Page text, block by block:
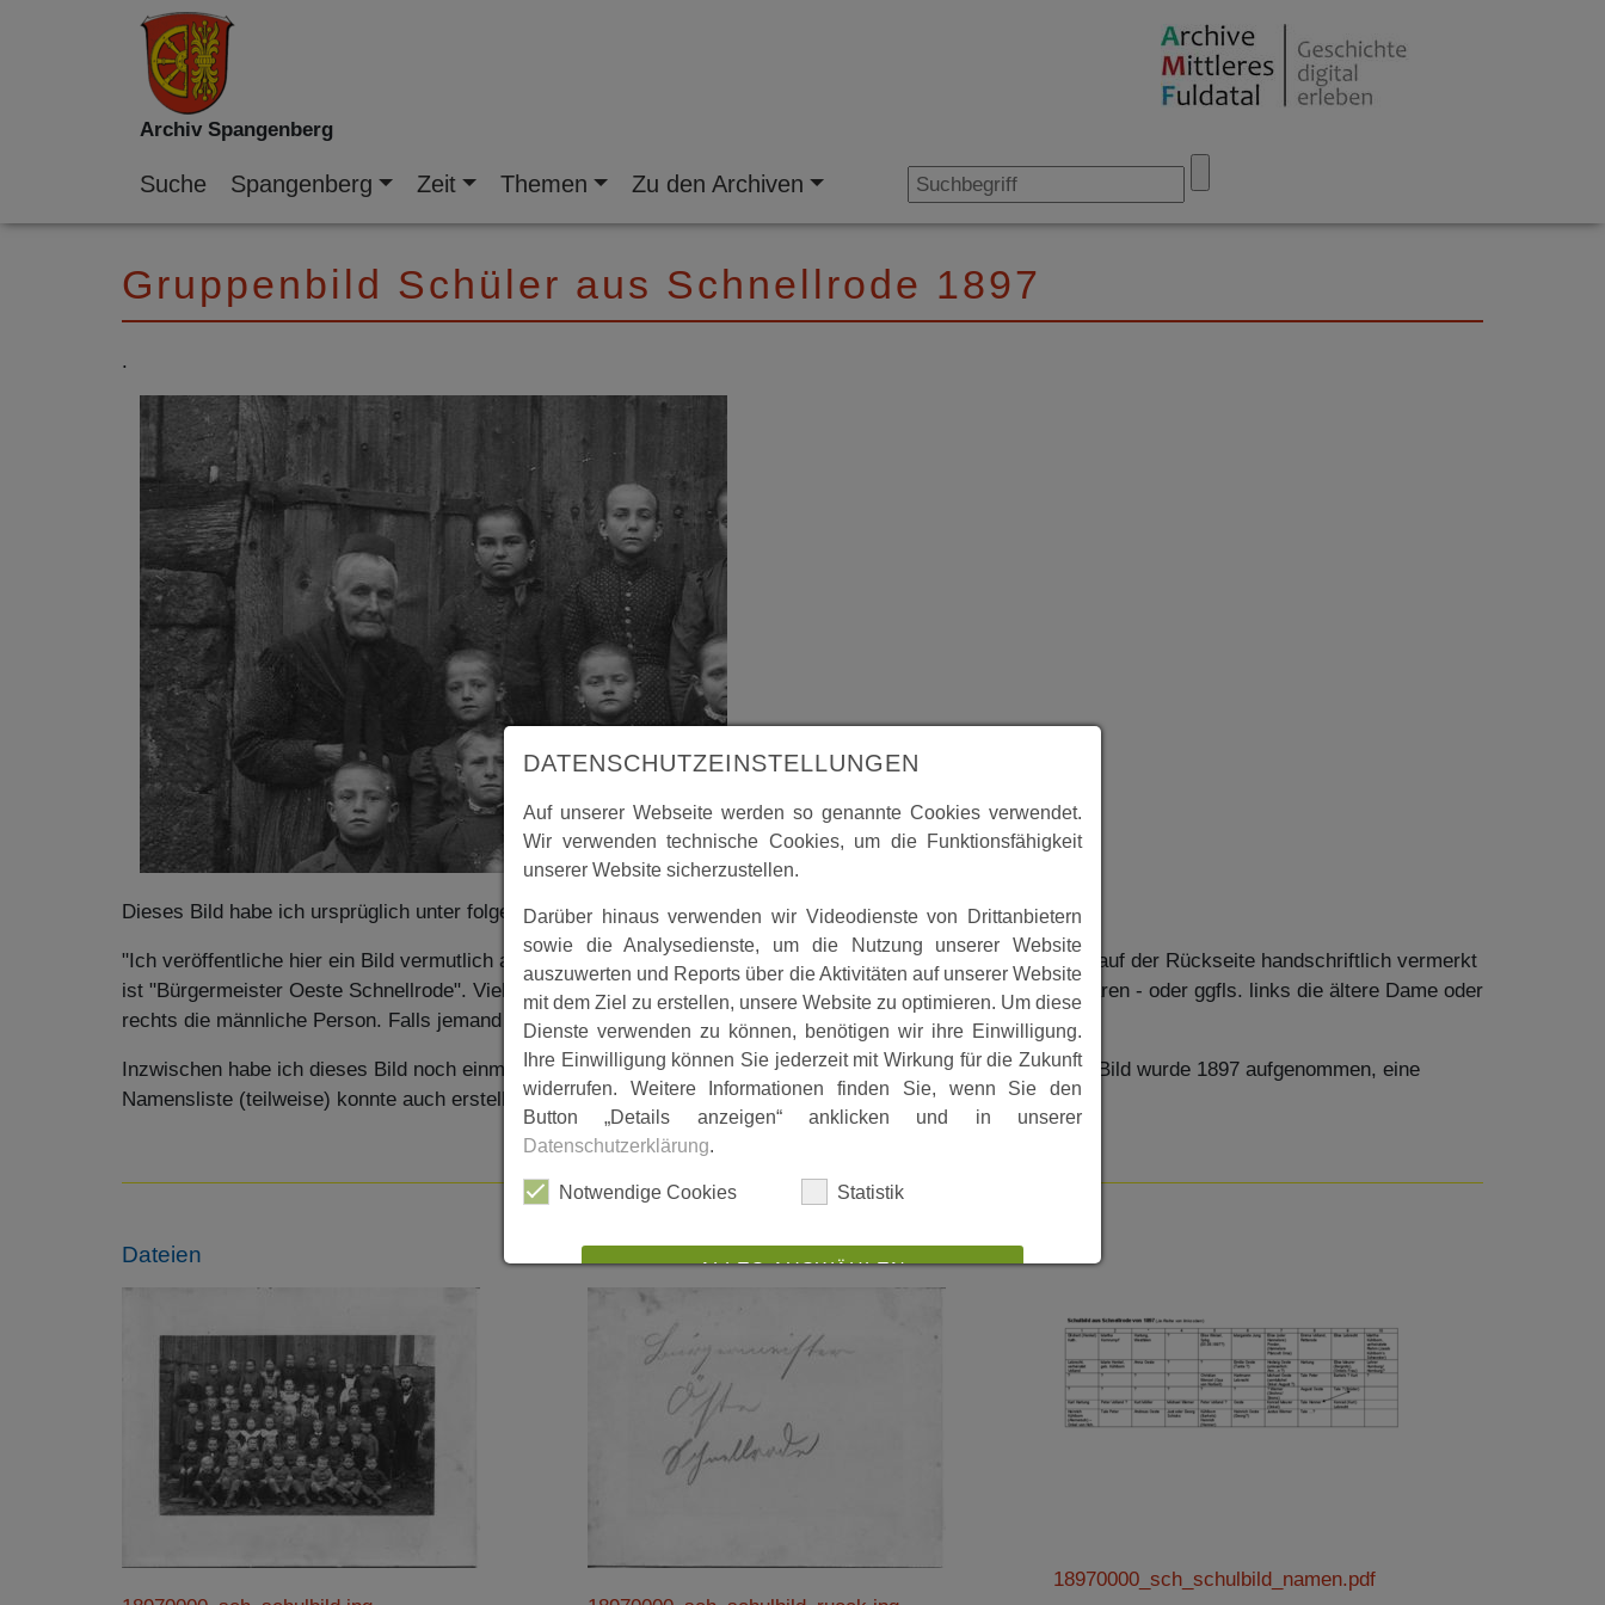
Archiv Spangenberg
Suche Spangenberg Zeit Themen Zu den Archiven
Gruppenbild Schüler aus Schnellrode 1897
.
Dieses Bild habe ich ursprüglich unter folgendem Text hier eingestellt:
"Ich veröffentliche hier ein Bild vermutlich aus den 1920iger Jahren. Es dürfte Schnellröder Kinder zeigen, da auf der Rückseite handschriftlich vermerkt
ist "Bürgermeister Oeste Schnellrode". Vielleich erkennt jemand einen seiner Vorfahren, die damals Kinder waren - oder ggfls. links die ältere Dame oder
rechts die männliche Person. Falls jemand Informationen zu dem Bild liefern kann, bitte Mitteilung an mich."
Inzwischen habe ich dieses Bild noch einmal von Peter Kühlborn (Sohn von Heinrich Kühlborn) erhalten. Das Bild wurde 1897 aufgenommen, eine
Namensliste (teilweise) konnte auch erstellt werden. Danke für die Mithilfe.
Dateien
18970000_sch_schulbild_namen.pdf
DATENSCHUTZEINSTELLUNGEN
Auf unserer Webseite werden so genannte Cookies verwendet.
Wir verwenden technische Cookies, um die Funktionsfähigkeit
unserer Website sicherzustellen.
Darüber hinaus verwenden wir Videodienste von Drittanbietern
sowie die Analysedienste, um die Nutzung unserer Website
auszuwerten und Reports über die Aktivitäten auf unserer Website
mit dem Ziel zu erstellen, unsere Website zu optimieren. Um diese
Dienste verwenden zu können, benötigen wir ihre Einwilligung.
Ihre Einwilligung können Sie jederzeit mit Wirkung für die Zukunft
widerrufen. Weitere Informationen finden Sie, wenn Sie den
Button „Details anzeigen“ anklicken und in unserer
Datenschutzerklärung.
Notwendige Cookies Statistik
ALLES AUSWÄHLEN
ABLEHNEN
Details anzeigen